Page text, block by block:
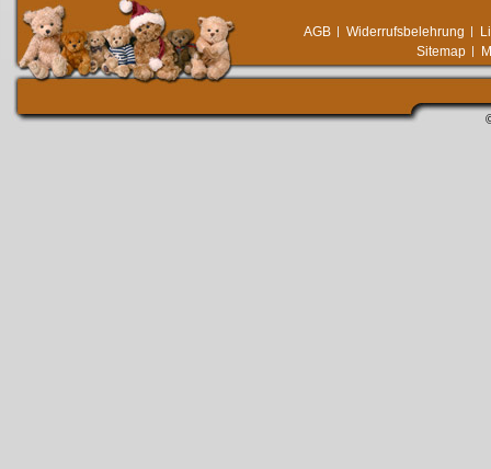
AGB Widerrufsbelehrung
Sitemap